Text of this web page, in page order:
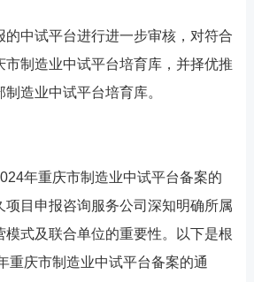
的中试平台进行进一步审核，对符合
市制造业中试平台培育库，并择优推
造业中试平台培育库。
年重庆市制造业中试平台备案的
项目申报咨询服务公司深知明确所属
模式及联合单位的重要性。以下是根
重庆市制造业中试平台备案的通